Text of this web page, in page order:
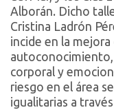
Alborán. Dicho
Cristina Ladrón
incide en la
autoconocimiento,
corporal y
riesgo en el área
igualitarias a